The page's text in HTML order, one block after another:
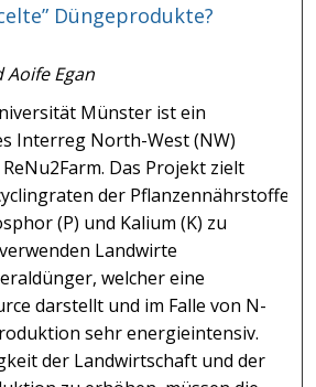
Düngeprodukte?
Egan
Münster ist ein
Interreg North-West (NW)
Das Projekt zielt
der Pflanzennährstoffe
(P) und Kalium (K) zu
Landwirte
welcher eine
darstellt und im Falle von N-
sehr energieintensiv.
der Landwirtschaft und der